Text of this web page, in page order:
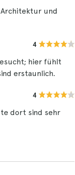
und
4
hier fühlt
erstaunlich.
4
dort sind sehr